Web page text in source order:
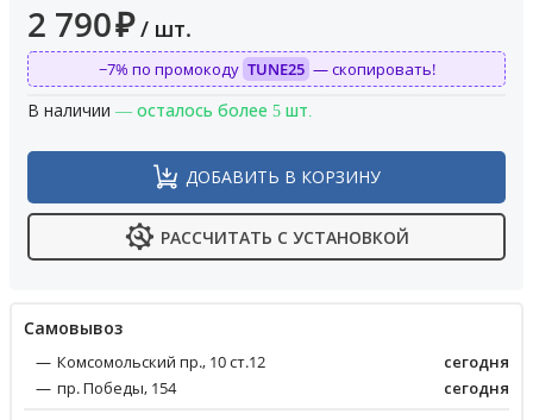
2 790₽ / шт.
−7% по промокоду TUNE25 — скопировать!
В наличии — осталось более 5 шт.
ДОБАВИТЬ В КОРЗИНУ
РАССЧИТАТЬ С УСТАНОВКОЙ
Cамовывоз
Комсомольский пр., 10 ст.12
сегодня
пр. Победы, 154
сегодня